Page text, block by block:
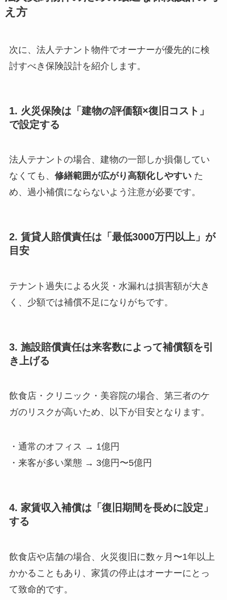
え方
次に、法人テナント物件でオーナーが優先的に検
討すべき保険設計を紹介します。
1. 火災保険は「建物の評価額×復旧コスト」
で設定する
法人テナントの場合、建物の一部しか損傷してい
なくても、 修繕範囲が広がり高額化しやすいた
め、過小補償にならないよう注意が必要です。
2. 賃貸人賠償責任は「最低3000万円以上」が
目安
テナント過失による火災・水漏れは損害額が大き
く、少額では補償不足になりがちです。
3. 施設賠償責任は来客数によって補償額を引
き上げる
飲食店・クリニック・美容院の場合、第三者のケ
ガのリスクが高いため、以下が目安となります。
・通常のオフィス → 1億円
・来客が多い業態 → 3億円〜5億円
4. 家賃収入補償は「復旧期間を長めに設定」
する
飲食店や店舗の場合、火災復旧に数ヶ月〜1年以上
かかることもあり、家賃の停止はオーナーにとっ
て致命的です。